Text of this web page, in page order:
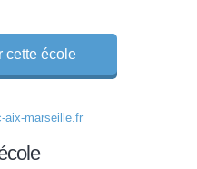
cette école
aix-marseille.fr